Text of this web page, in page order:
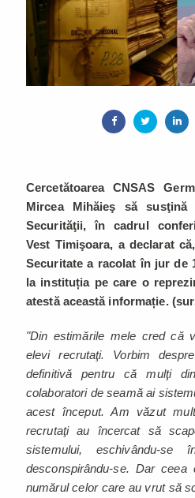
Cercetătoarea CNSAS
Mircea Mihăieş să
Securităţii, în cadrul
Vest Timişoara, a declarat
Securitate a racolat în jur de
la instituția pe care o
atestă această informație.
"Din estimările mele cred că
elevi recrutaţi. Vorbim
definitivă pentru că mulţi
colaboratori de seamă ai
acest început. Am văzut
recrutaţi au încercat să
sistemului, eschivându-
desconspirându-se. Dar
numărul celor care au vrut să